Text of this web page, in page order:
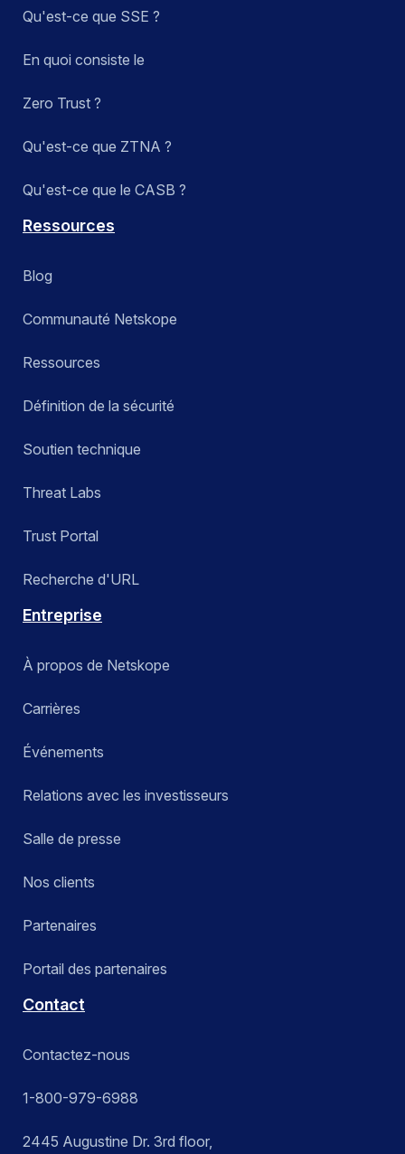
Qu'est-ce que SSE ?
En quoi consiste le
Zero Trust ?
Qu'est-ce que ZTNA ?
Qu'est-ce que le CASB ?
Ressources
Blog
Communauté Netskope
Ressources
Définition de la sécurité
Soutien technique
Threat Labs
Trust Portal
Recherche d'URL
Entreprise
À propos de Netskope
Carrières
Événements
Relations avec les investisseurs
Salle de presse
Nos clients
Partenaires
Portail des partenaires
Contact
Contactez-nous
1-800-979-6988
2445 Augustine Dr. 3rd floor,